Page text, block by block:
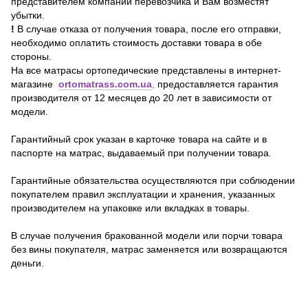
убытки.
! В случае отказа от получения товара, после его отправки,
необходимо оплатить стоимость доставки товара в обе
стороны.
На все матрасы ортопедические представлены в интернет-
магазине ortomatrass.com.ua предоставляется гарантия
производителя от 12 месяцев до 20 лет в зависимости от
модели.
Гарантийный срок указан в карточке товара на сайте и в
паспорте на матрас, выдаваемый при получении товара.
Гарантийные обязательства осуществляются при соблюдении
покупателем правил эксплуатации и хранения, указанных
производителем на упаковке или вкладках в товары.
В случае получения бракованной модели или порчи товара
без вины покупателя, матрас заменяется или возвращаются
деньги.